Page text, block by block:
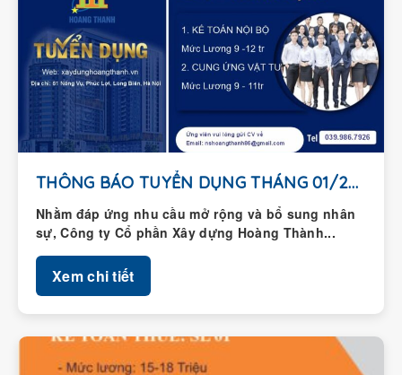
THÔNG BÁO TUYỂN DỤNG THÁNG 01/2026
Nhằm đáp ứng nhu cầu mở rộng và bổ sung nhân
sự, Công ty Cổ phần Xây dựng Hoàng Thành...
Xem chi tiết